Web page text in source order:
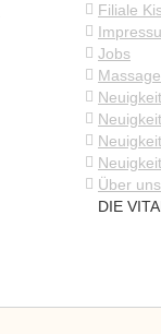
Filiale
Jobs
Über uns
DIE